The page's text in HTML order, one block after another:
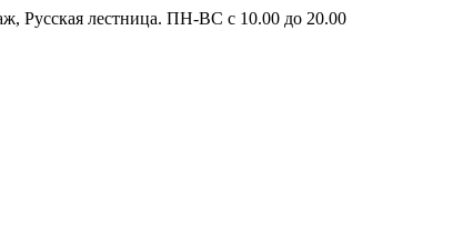
Русская лестница. ПН-ВС с 10.00 до 20.00